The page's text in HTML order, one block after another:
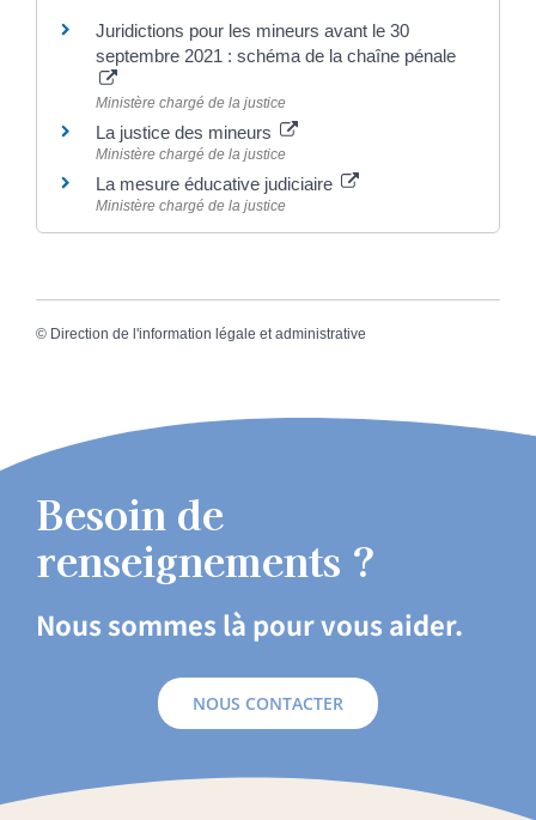
Juridictions pour les mineurs avant le 30
septembre 2021 : schéma de la chaîne pénale
Ministère chargé de la justice
La justice des mineurs
Ministère chargé de la justice
La mesure éducative judiciaire
Ministère chargé de la justice
© Direction de l'information légale et administrative
Besoin de
renseignements ?
Nous sommes là pour vous aider.
NOUS CONTACTER